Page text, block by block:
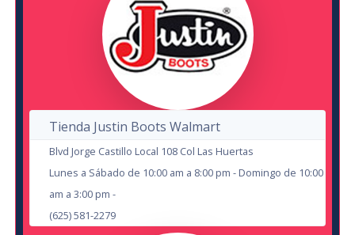
La Santa Cecilia
en Chihuahua
en Chihuahua
Teatro de la Ciudad Chihuahua
23
OCT
Veintidos Veintidos
en Chihuahua
Teatro de la Ciudad Chihuahua
Tienda Justin Boots Walmart
Blvd Jorge Castillo Local 108 Col Las Huertas
Lunes a Sábado de 10:00 am a 8:00 pm - Domingo de 10:00
am a 3:00 pm -
(625) 581-2279